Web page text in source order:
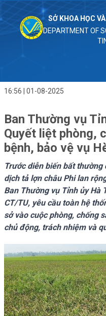
SỞ KHOA HỌC
DEPARTMENT OF
16:56 | 01-08-2025
Ban Thường vụ
Quyết liệt phòng,
bệnh, bảo vệ vụ
Trước diễn biến bất
dịch tả lợn châu Phi lan
Ban Thường vụ Tỉnh ủy Hà
CT/TU, yêu cầu toàn hệ
sở vào cuộc phòng, chống
chủ động, trách nhiệm và